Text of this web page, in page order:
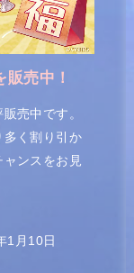
売中！
売中です。
多く割り引か
ンスをお見
1月10日